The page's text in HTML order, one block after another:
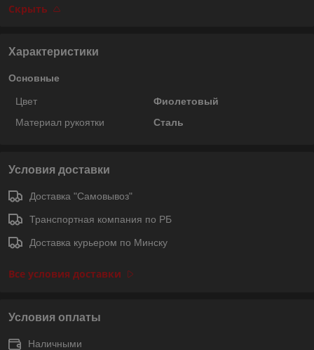
Скрыть
Характеристики
Основные
Цвет
Фиолетовый
Материал рукоятки
Сталь
Условия доставки
Доставка "Самовывоз"
Транспортная компания по РБ
Доставка курьером по Минску
Все условия доставки
Условия оплаты
Наличными